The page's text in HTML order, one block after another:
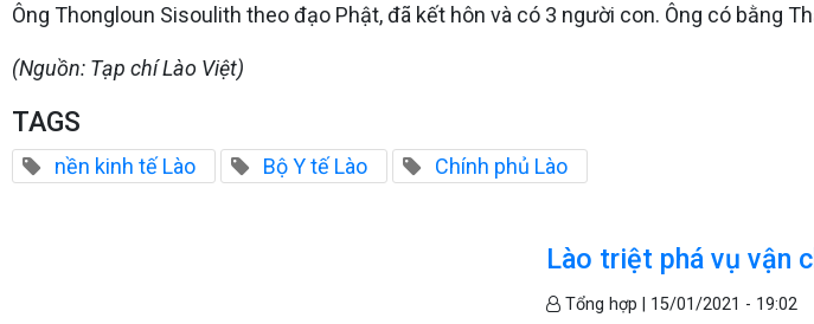
Ông Thongloun Sisoulith theo đạo Phật, đã kết hôn và có 3 người con. Ông có bằng
(Nguồn: Tạp chí Lào Việt)
TAGS
nền kinh tế Lào Bộ Y tế Lào Chính phủ Lào
Lào triệt phá vụ vận
Tổng hợp | 15/01/2021 - 19:02